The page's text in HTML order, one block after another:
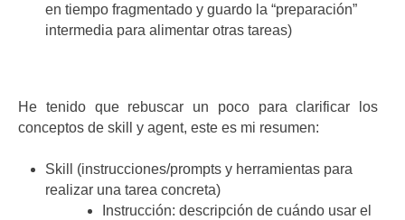
en tiempo fragmentado y guardo la “preparación”
intermedia para alimentar otras tareas)
He tenido que rebuscar un poco para clarificar los
conceptos de skill y agent, este es mi resumen:
Skill (instrucciones/prompts y herramientas para
realizar una tarea concreta)
Instrucción: descripción de cuándo usar el